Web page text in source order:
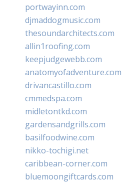
portwayinn.com
djmaddogmusic.com
thesoundarchitects.com
allin1roofing.com
keepjudgewebb.com
anatomyofadventure.com
drivancastillo.com
cmmedspa.com
midletontkd.com
gardensandgrills.com
basilfoodwine.com
nikko-tochigi.net
caribbean-corner.com
bluemoongiftcards.com